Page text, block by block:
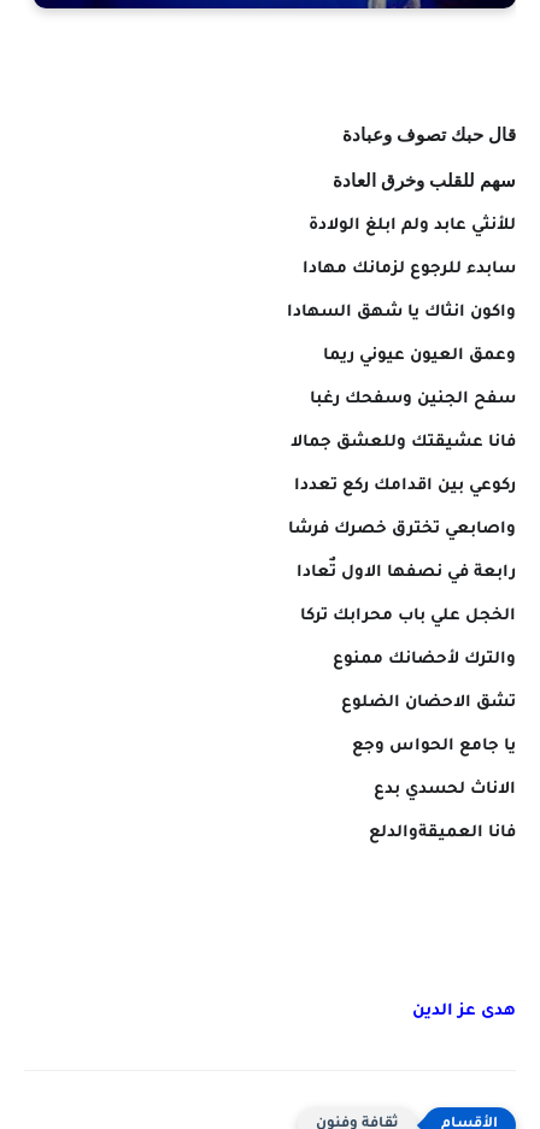
قال حبك تصوف وعبادة
سهم للقلب وخرق العادة
للأنثي عابد ولم ابلغ الولادة
سابدء للرجوع لزمانك مهادا
واكون انثاك يا شهق السهادا
وعمق العيون عيوني ريما
سفح الجنين وسفحك رغبا
فانا عشيقتك وللعشق جمالا
ركوعي بين اقدامك ركع تعددا
واصابعي تخترق خصرك فرشا
رابعة في نصفها الاول تٌعادا
الخجل علي باب محرابك تركا
والترك لأحضانك ممنوع
تشق الاحضان الضلوع
يا جامع الحواس وجع
الاناث لحسدي بدع
فانا العميقةوالدلع
هدى عز الدين
ثقافة وفنون